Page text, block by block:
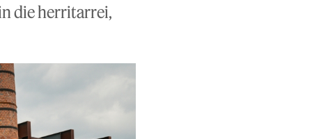
die herritarrei,